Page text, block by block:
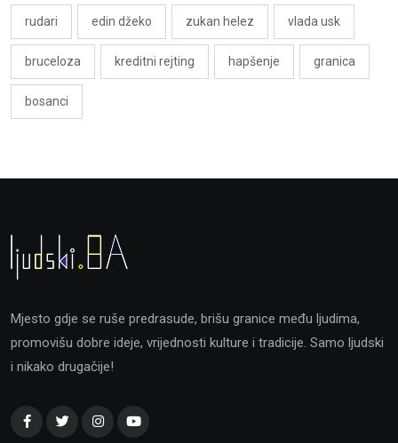
rudari edin džeko zukan helez vlada usk
bruceloza kreditni rejting hapšenje granica
bosanci
Mjesto gdje se ruše predrasude, brišu granice među ljudima,
promovišu dobre ideje, vrijednosti kulture i tradicije. Samo ljudski
i nikako drugačije!